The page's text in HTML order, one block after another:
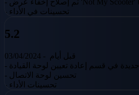
- تحسينات في الأداء
5.2
03/04/2024 - قبل أيام
جديدة في قسم إعادة تعيين لوحة القيادة
- تحسين لوحة الاتصال
- تحسينات الأداء